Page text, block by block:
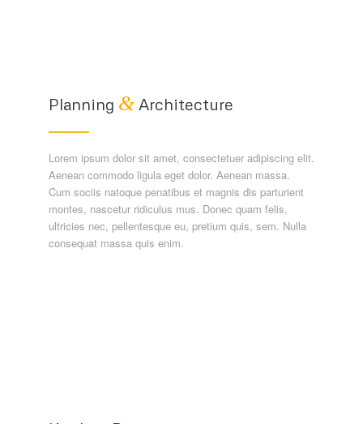
Planning & Architecture
Lorem ipsum dolor sit amet, consectetuer adipiscing elit.
Aenean commodo ligula eget dolor. Aenean massa.
Cum sociis natoque penatibus et magnis dis parturient
montes, nascetur ridiculus mus. Donec quam felis,
ultricies nec, pellentesque eu, pretium quis, sem. Nulla
consequat massa quis enim.